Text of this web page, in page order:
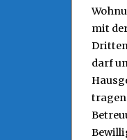
mit
darf
tragen